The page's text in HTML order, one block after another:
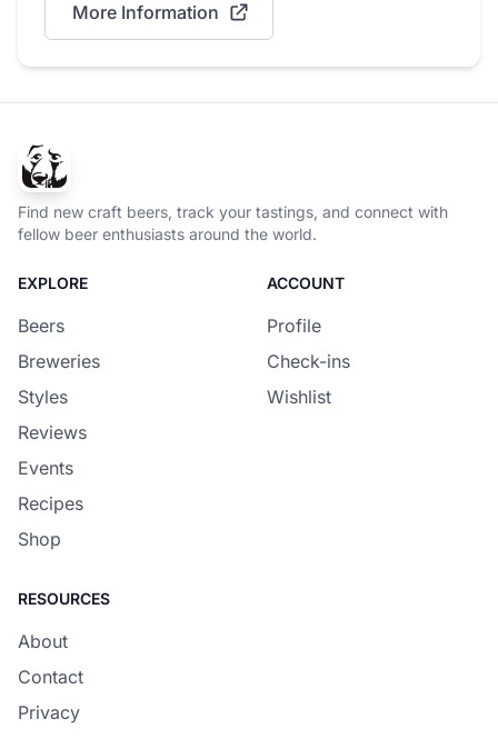
More Information
Find new craft beers, track your tastings, and connect with
fellow beer enthusiasts around the world.
EXPLORE
Beers
Breweries
Styles
Reviews
Events
Recipes
Shop
ACCOUNT
Profile
Check-ins
Wishlist
RESOURCES
About
Contact
Privacy